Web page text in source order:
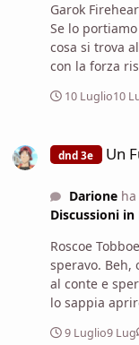
Garok Fireheart , mezzo gigante combattente
Se lo
cosa si trova
con la forza
altre idee da
10 Luglio10
dnd 3e Un
Darioneha
Discussioni
Roscoe Tobboe detto
speravo.
al conte e
lo sappia
pesate?
9 Luglio9 Lug